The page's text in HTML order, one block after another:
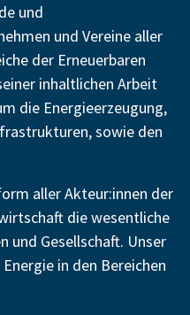
und
und Vereine aller
der Erneuerbaren
inhaltlichen Arbeit
die Energieerzeugung,
sowie den
aller Akteur:innen der
die wesentliche
und Gesellschaft. Unser
in den Bereichen